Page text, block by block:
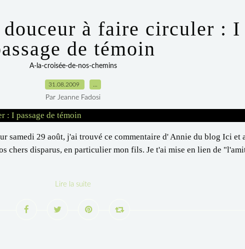
à faire circuler : I
de témoin
A-la-croisée-de-nos-chemins
31.08.2009
Par Jeanne Fadosi
samedi 29 août, j'ai trouvé ce commentaire d' Annie du blog Ici et
chers disparus, en particulier mon fils. Je t'ai mise en lien de
Lire la suite